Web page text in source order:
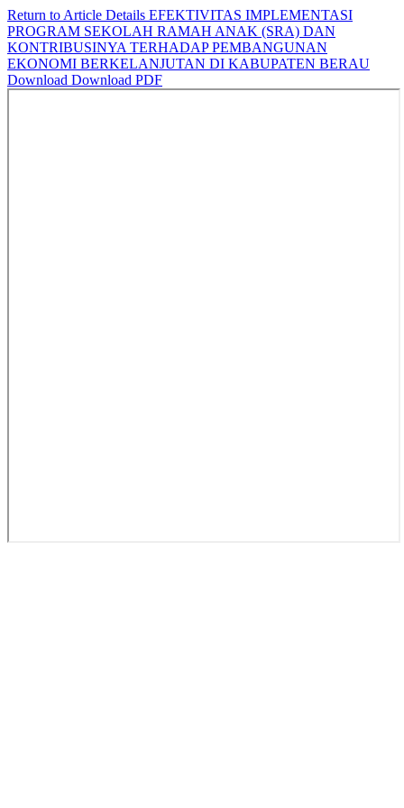
Return to Article Details EFEKTIVITAS IMPLEMENTASI
PROGRAM SEKOLAH RAMAH ANAK (SRA) DAN
KONTRIBUSINYA TERHADAP PEMBANGUNAN
EKONOMI BERKELANJUTAN DI KABUPATEN BERAU
Download Download PDF